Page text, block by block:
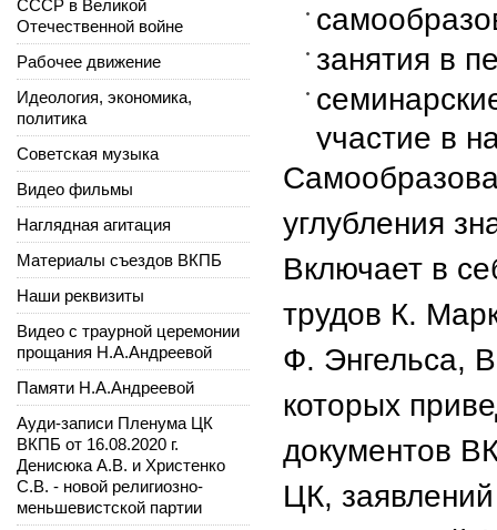
занятия в
участие в
углубления
Включает в
трудов К.
Ф. Энгельса,
которых
документов
ЦК,
СССР в Великой
Отечественной войне
Рабочее движение
Идеология, экономика,
политика
Советская музыка
Видео фильмы
Наглядная агитация
Материалы съездов ВКПБ
Наши реквизиты
Видео с траурной церемонии
прощания Н.А.Андреевой
Памяти Н.А.Андреевой
Ауди-записи Пленума ЦК
ВКПБ от 16.08.2020 г.
Денисюка А.В. и Христенко
С.В. - новой религиозно-
меньшевистской партии